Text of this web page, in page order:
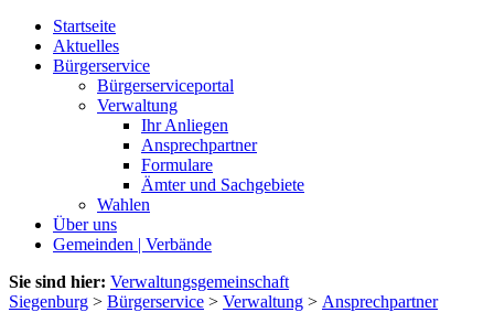
Startseite
Aktuelles
Bürgerservice
Bürgerserviceportal
Verwaltung
Ihr Anliegen
Ansprechpartner
Formulare
Ämter und Sachgebiete
Wahlen
Über uns
Gemeinden | Verbände
Sie sind hier: Verwaltungsgemeinschaft
Siegenburg > Bürgerservice > Verwaltung > Ansprechpartner